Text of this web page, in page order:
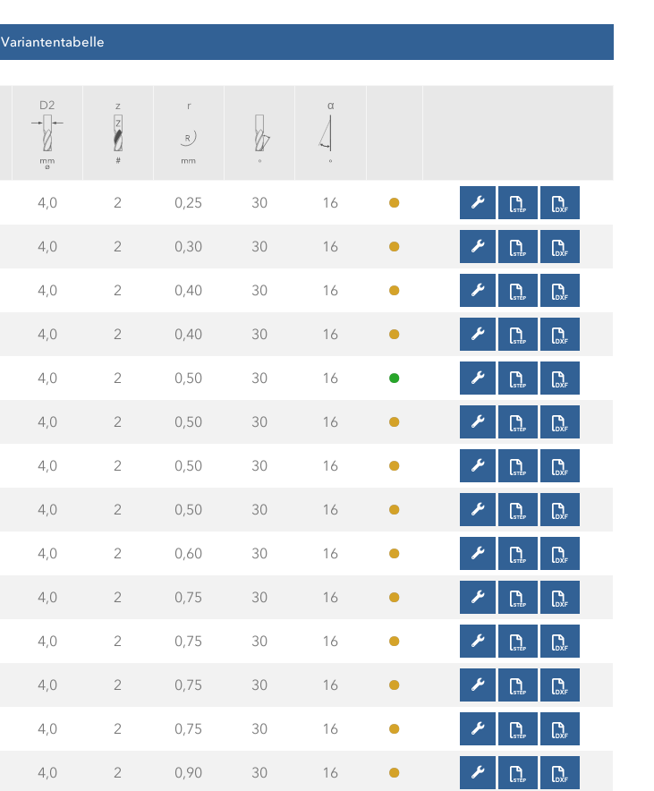
Variantentabelle
D2 z r α
4,0 2 0,25 30 16
4,0 2 0,30 30 16
4,0 2 0,40 30 16
4,0 2 0,40 30 16
4,0 2 0,50 30 16
4,0 2 0,50 30 16
4,0 2 0,50 30 16
4,0 2 0,50 30 16
4,0 2 0,60 30 16
4,0 2 0,75 30 16
4,0 2 0,75 30 16
4,0 2 0,75 30 16
4,0 2 0,75 30 16
4,0 2 0,90 30 16